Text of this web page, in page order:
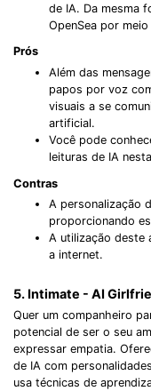
de IA. Da mesma
OpenSea por
Prós
Além das
papos por voz
visuais a se
artificial.
Você pode
leituras de IA
Contras
A personalização
proporcionando
A utilização deste
a internet.
5. Intimate - AI
Quer um companheiro
potencial de ser o seu
expressar empatia.
de IA com
usa técnicas de